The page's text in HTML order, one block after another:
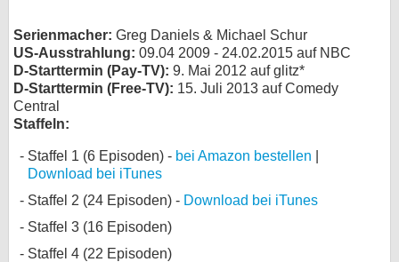
Serienmacher: Greg Daniels & Michael Schur
US-Ausstrahlung: 09.04 2009 - 24.02.2015 auf NBC
D-Starttermin (Pay-TV): 9. Mai 2012 auf glitz*
D-Starttermin (Free-TV): 15. Juli 2013 auf Comedy
Central
Staffeln:
Staffel 1 (6 Episoden) - bei Amazon bestellen
Download bei iTunes
Staffel 2 (24 Episoden) - Download bei iTunes
Staffel 3 (16 Episoden)
Staffel 4 (22 Episoden)
Cookie-Einstellungen
Impressum